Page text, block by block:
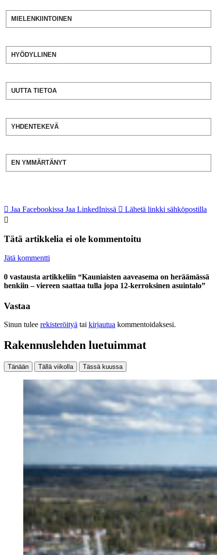
MIELENKIINTOINEN
HYÖDYLLINEN
UUTTA TIETOA
YHDENTEKEVÄ
EN YMMÄRTÄNYT
Jaa Facebookissa Jaa LinkedInissä Lähetä linkki sähköpostilla
Tätä artikkelia ei ole kommentoitu
Jätä kommentti
0 vastausta artikkeliin “Kauniaisten aaveasema on heräämässä
henkiin – viereen saattaa tulla jopa 12-kerroksinen asuintalo”
Vastaa
Sinun tulee rekisteröityä tai kirjautua kommentoidaksesi.
Rakennuslehden luetuimmat
Tänään Tällä viikolla Tässä kuussa